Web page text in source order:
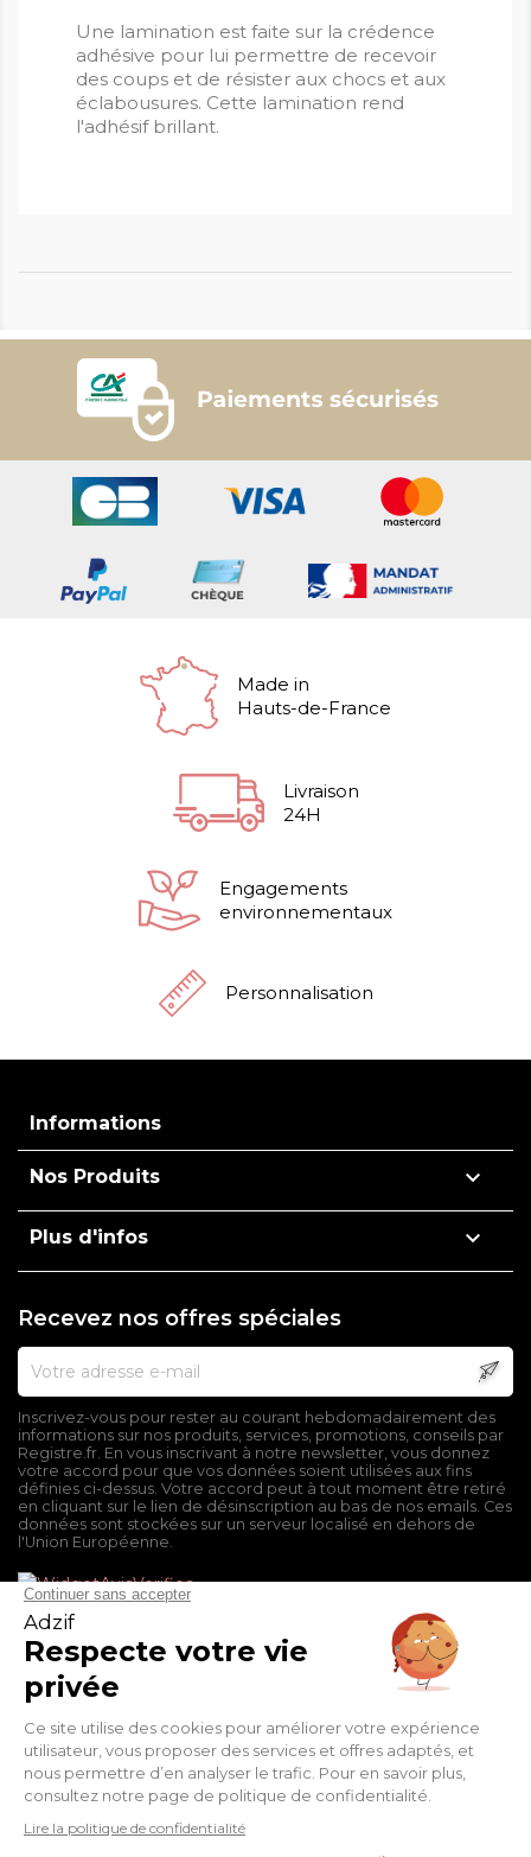
Une lamination est faite sur la crédence
adhésive pour lui permettre de recevoir
des coups et de résister aux chocs et aux
éclabousures. Cette lamination rend
l'adhésif brillant.
Made in
Hauts-de-France
Livraison
24H
Engagements
environnementaux
Personnalisation
Informations
Nos Produits 
Plus d'infos 
Recevez nos offres spéciales
Inscrivez-vous pour rester au courant hebdomadairement des
informations sur nos produits, services, promotions, conseils par
Registre.fr. En vous inscrivant à notre newsletter, vous donnez
votre accord pour que vos données soient utilisées aux fins
définies ci-dessus. Votre accord peut à tout moment être retiré
en cliquant sur le lien de désinscription au bas de nos emails. Ces
données sont stockées sur un serveur localisé en dehors de
l'Union Européenne.
Conditions générales de vente
Politique de confidentialité